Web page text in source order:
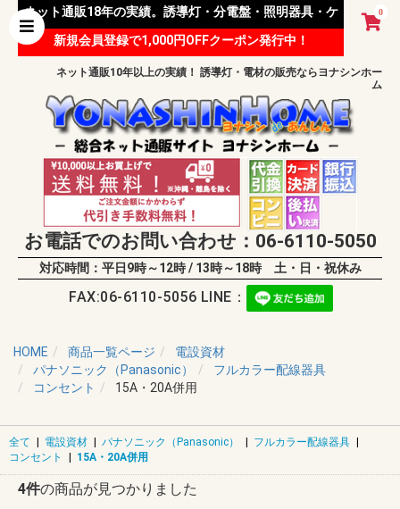
0
ネット通販18年の実績。誘導灯・分電盤・照明器具・ケ
ーブル等 様々な資材を取り扱っています。
新規会員登録で1,000円OFFクーポン発行中！
ネット通販10年以上の実績！ 誘導灯・電材の販売ならヨナシンホー
ム
お電話でのお問い合わせ：06-6110-5050
対応時間：平日9時～12時 / 13時～18時 土・日・祝休み
FAX:06-6110-5056 LINE：
HOME 商品一覧ページ
電設資材
パナソニック（Panasonic）
フルカラー配線器具
コンセント
15A・20A併用
全て | 電設資材 | パナソニック（Panasonic） | フルカラー配線器具 |
コンセント
| 15A・20A併用
4件の商品が見つかりました